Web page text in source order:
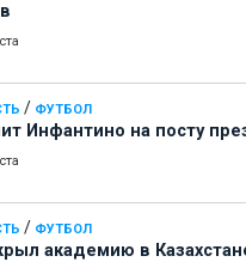
/ ФУТБОЛ
Инфантино на посту
/ ФУТБОЛ
академию в